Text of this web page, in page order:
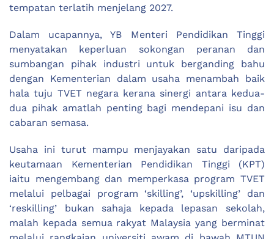
tempatan terlatih menjelang 2027.
Dalam ucapannya, YB Menteri Pendidikan Tinggi
menyatakan keperluan sokongan peranan dan
sumbangan pihak industri untuk berganding bahu
dengan Kementerian dalam usaha menambah baik
hala tuju TVET negara kerana sinergi antara kedua-
dua pihak amatlah penting bagi mendepani isu dan
cabaran semasa.
Usaha ini turut mampu menjayakan satu daripada
keutamaan Kementerian Pendidikan Tinggi (KPT)
iaitu mengembang dan memperkasa program TVET
melalui pelbagai program ‘skilling’, ‘upskilling’ dan
‘reskilling’ bukan sahaja kepada lepasan sekolah,
malah kepada semua rakyat Malaysia yang berminat